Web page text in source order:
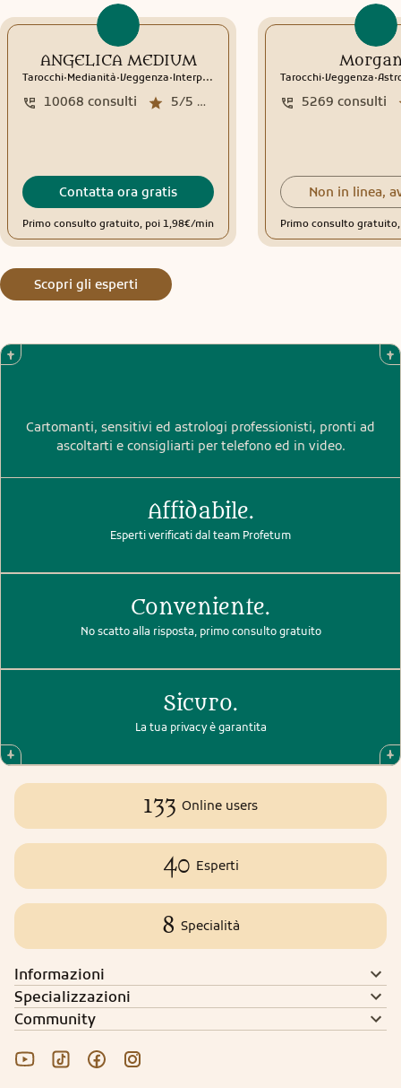
ANGELICA MEDIUM
Tarocchi.Medianità.Veggenza.Interpretazione sogni Sciamanesimo Rune
5/5 media recensioni
10068 consulti
Contatta ora gratis
Primo consulto gratuito, poi 1,98€/min
Tarocchi.Veggenza.
5269 consulti
Non in linea,
Primo consulto
Scopri gli esperti
Cartomanti, sensitivi ed astrologi professionisti, pronti ad
ascoltarti e consigliarti per telefono ed in video.
Affidabile.
Esperti verificati dal team Profetum
Conveniente.
No scatto alla risposta, primo consulto gratuito
Sicuro.
La tua privacy è garantita
133 Online users
40 Esperti
8 Specialità
Informazioni
Specializzazioni
Community